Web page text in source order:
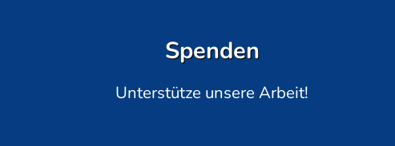
Spenden
Unterstütze unsere Arbeit!